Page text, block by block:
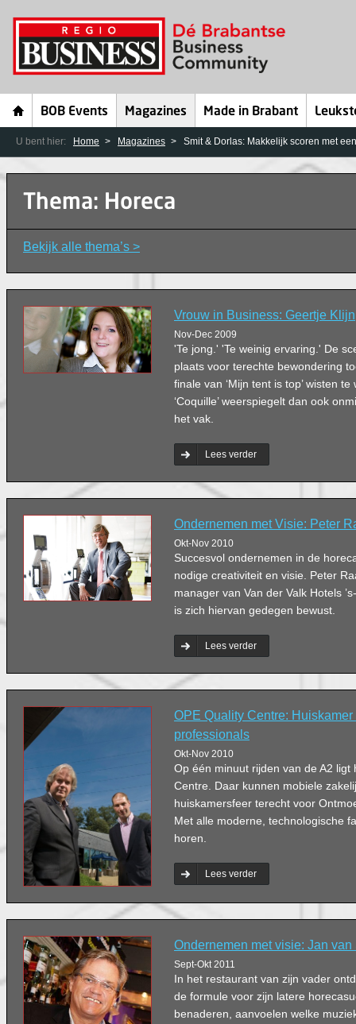
BOB Events Magazines Made in Brabant
U bent hier: Home Magazines Smit & Dorlas: Makkelijk scoren met
Thema: Horeca
Bekijk alle thema’s >
Vrouw in Business: Geertje Klijn
Nov-Dec 2009
'Te jong.' 'Te weinig ervaring.' De
plaats voor terechte bewondering
finale van ‘Mijn tent is top’ wisten
‘Coquille’ weerspiegelt dan ook
het vak.
Lees verder
Ondernemen met Visie: Peter
Okt-Nov 2010
Succesvol ondernemen in de
nodige creativiteit en visie. Peter
manager van Van der Valk Hotels
is zich hiervan gedegen bewust.
Lees verder
OPE Quality Centre:
professionals
Okt-Nov 2010
Op één minuut rijden van de A2 ligt
Centre. Daar kunnen mobiele
huiskamersfeer terecht voor
Met alle moderne, technologische
horen.
Lees verder
Ondernemen met visie: Jan van
Sept-Okt 2011
In het restaurant van zijn vader
de formule voor zijn latere
benaderen, aanvoelen welke